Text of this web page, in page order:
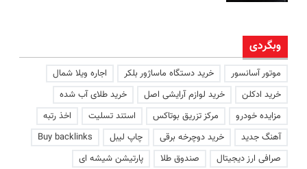
وبگردی
موتور آسانسور خرید دستگاه ماساژور بلکر
اجاره ویلا شمال
خرید ادکلن
خرید لوازم آرایشی اصل
خرید طلای آب شده
مزایده خودرو
مرکز تزریق بوتاکس استند تسلیت
اخذ رتبه
آهنگ جدید
خرید دوچرخه برقی چاپ لیبل
Buy backlinks
صرافی ارز دیجیتال
صندوق طلا
پارتیشن شیشه ای